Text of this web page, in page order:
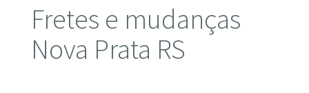
Fretes e mudanças
Nova Prata RS